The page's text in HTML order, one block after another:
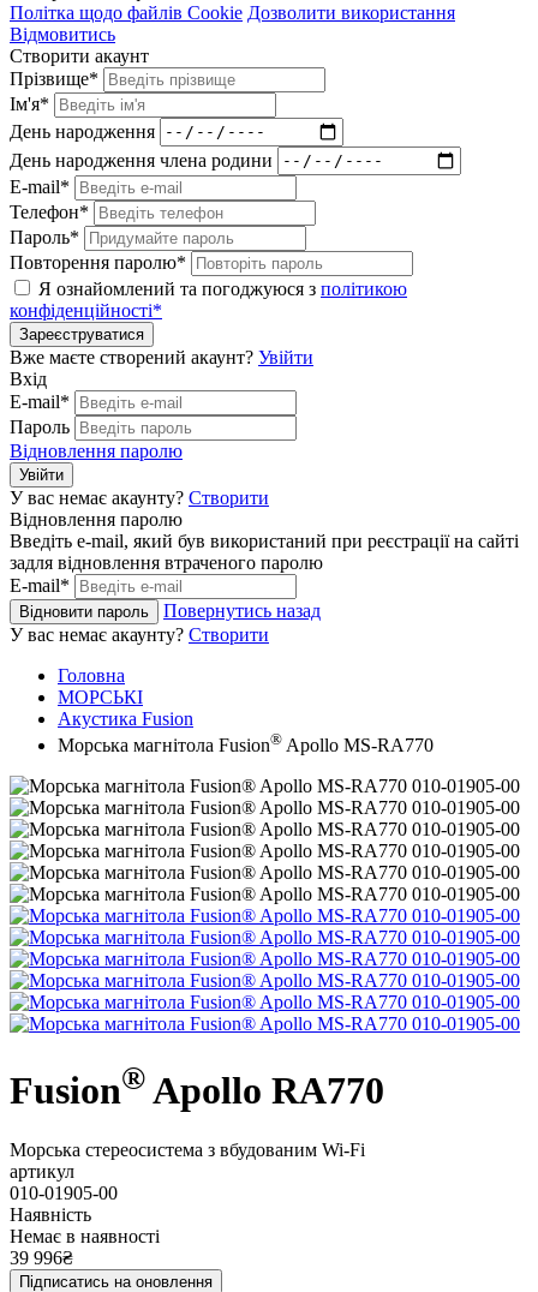
Політка щодо файлів Cookie Дозволити використання
Відмовитись
Створити акаунт
Прізвище*
Ім'я*
День народження
День народження члена родини
E-mail*
Телефон*
Пароль*
Повторення паролю*
Я ознайомлений та погоджуюся з політикою
конфіденційності*
Зареєструватися
Вже маєте створений акаунт? Увійти
Вхід
E-mail*
Пароль
Відновлення паролю
Увійти
У вас немає акаунту? Створити
Відновлення паролю
Введіть e-mail, який був використаний при реєстрації на сайті
задля відновлення втраченого паролю
E-mail*
Відновити пароль
Повернутись назад
У вас немає акаунту? Створити
Головна
МОРСЬКІ
Акустика Fusion
Морська магнітола Fusion® Apollo MS-RA770
Fusion® Apollo RA770
Морська стереосистема з вбудованим Wi-Fi
артикул
010-01905-00
Наявність
Немає в наявності
39 996₴
Підписатись на оновлення